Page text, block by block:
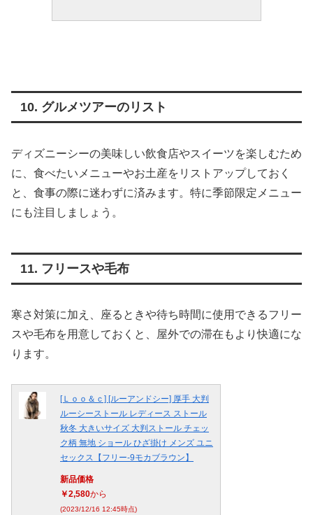
10. グルメツアーのリスト
ディズニーシーの美味しい飲食店やスイーツを楽しむため
に、食べたいメニューやお土産をリストアップしておく
と、食事の際に迷わずに済みます。特に季節限定メニュー
にも注目しましょう。
11. フリースや毛布
寒さ対策に加え、座るときや待ち時間に使用できるフリー
スや毛布を用意しておくと、屋外での滞在もより快適にな
ります。
[Ｌｏｏ＆ｃ] [ルーアンドシー] 厚手 大判
ルーシーストール レディース ストール
秋冬 大きいサイズ 大判ストール チェッ
ク柄 無地 ショール ひざ掛け メンズ ユニ
セックス【フリー-9モカブラウン】
新品価格
￥2,580から
(2023/12/16 12:45時点)